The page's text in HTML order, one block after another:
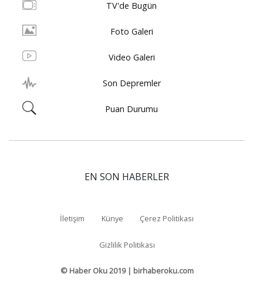
TV'de Bugün
Foto Galeri
Video Galeri
Son Depremler
Puan Durumu
EN SON HABERLER
İletişim Künye Çerez Politikası
Gizlilik Politikası
© Haber Oku 2019 | birhaberoku.com